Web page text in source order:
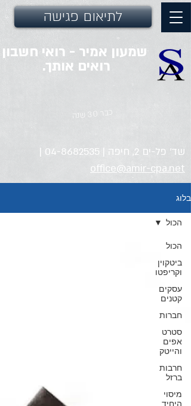
לתיאום פגישה
שמעון אמיר - רואי חשבון
רואים אותך.
שד' פל-ים 2, חיפה | 04-8682535
|
office@amir-cpa.net
כבר 30 שנה
בלוג
הכול
ביטקוין
וקריפטו
עסקים
קטנים
חברות
סטרט
אפים
והייטק
חרבות
ברזל
מיסוי
היחיד
הכול